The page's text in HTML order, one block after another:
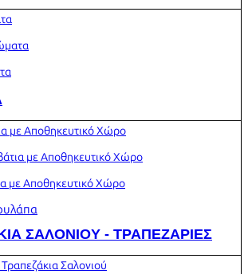
με Αποθηκευτικό Χώρο
με Αποθηκευτικό Χώρο
με Αποθηκευτικό Χώρο
ΣΑΛΟΝΙΟΥ - ΤΡΑΠΕΖΑΡΙΕΣ
Σαλονιού